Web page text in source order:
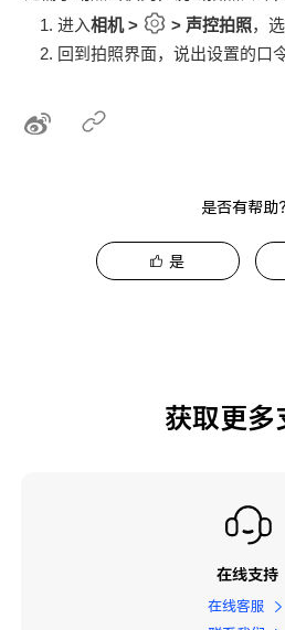
进入相机> > 声控拍照，
回到拍照界面，说出设置的口
是否有帮助？
是
获取更多
在线支持
在线客服